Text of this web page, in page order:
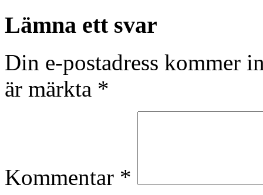
Lämna ett svar
Din e-postadress kommer
är märkta *
Kommentar *